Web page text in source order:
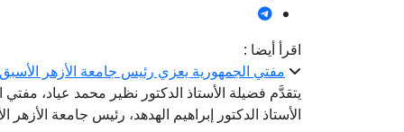
اقرأ أيضا :
مفتي الجمهورية يعزي رئيس جامعة الأزهر
يتقدَّم فضيلة الأستاذ الدكتور نظير محمد عياد،
الأستاذ الدكتور إبراهيم الهدهد، رئيس جامعة الأزهر